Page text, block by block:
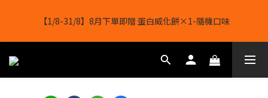
結帳輸入[gopowerhk]，可享全單*95折*，可與活動折扣疊加。
【8月8日】🎉 果果會員日 💪全店任選滿 $2488 立減 $488